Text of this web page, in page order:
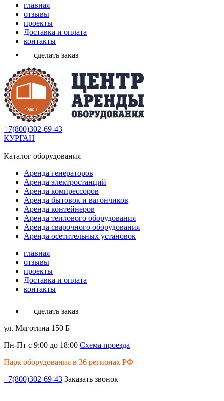
главная
отзывы
проекты
Доставка и оплата
контакты
сделать заказ
+7(800)302-69-43
КУРГАН
+
Каталог оборудования
Аренда генераторов
Аренда электростанций
Аренда компрессоров
Аренда бытовок и вагончиков
Аренда контейнеров
Аренда теплового оборудования
Аренда сварочного оборудования
Аренда осетительных установок
главная
отзывы
проекты
Доставка и оплата
контакты
сделать заказ
ул. Мяготина 150 Б
Пн-Пт с 9:00 до 18:00 Схема проезда
Парк оборудования в 36 регионах РФ
+7(800)302-69-43 Заказать звонок